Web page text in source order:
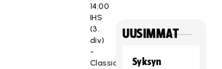
14:00
IHS
(3.
div)
-
Classic
UUSIMMAT
Syksyn